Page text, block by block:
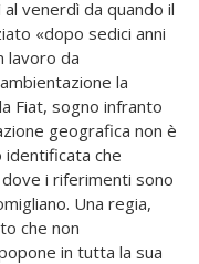
venerdì da quando il
«dopo sedici anni
lavoro da
la
Fiat, sogno infranto
geografica non è
identificata che
i riferimenti sono
Una regia,
che non
in tutta la sua